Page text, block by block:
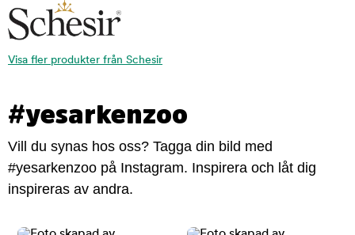
Visa fler produkter från Schesir
#yesarkenzoo
Vill du synas hos oss? Tagga din bild med
#yesarkenzoo på Instagram. Inspirera och låt dig
inspireras av andra.